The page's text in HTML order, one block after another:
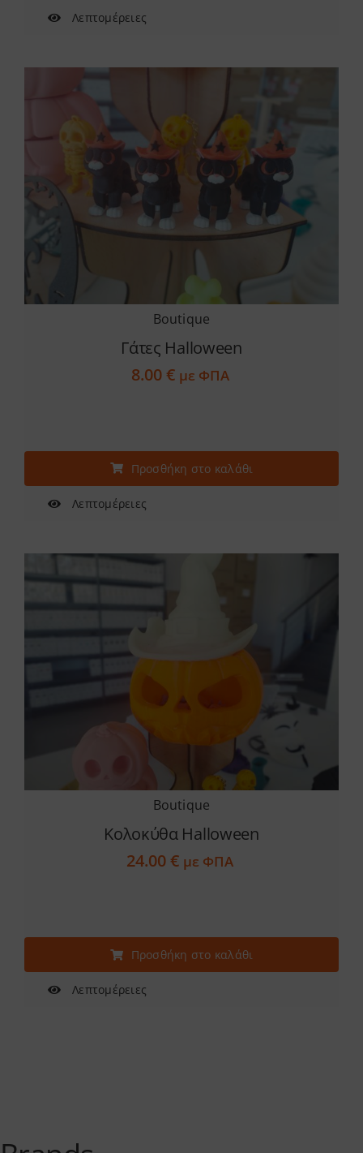
Λεπτομέρειες
Boutique
Γάτες Halloween
8.00€ με ΦΠΑ
Προσθήκη στο καλάθι
Λεπτομέρειες
Boutique
Κολοκύθα Halloween
24.00€ με ΦΠΑ
Προσθήκη στο καλάθι
Λεπτομέρειες